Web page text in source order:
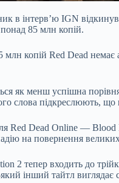
в інтерв’ю IGN
85 млн копій.
копій Red Dead
як менш успішна
слова підкреслюють, що
Red Dead Online —
на повернення
2 тепер входить до
інший тайтл